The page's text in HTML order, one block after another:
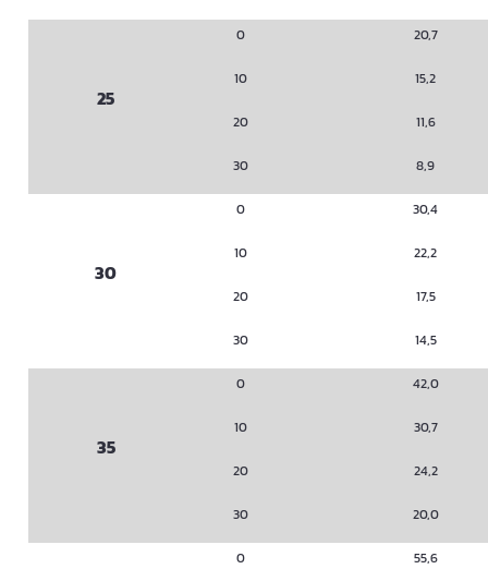
25
0
10
20
30
20,7
15,2
11,6
8,9
30
0
10
20
30
30,4
22,2
17,5
14,5
35
0
10
20
30
42,0
30,7
24,2
20,0
0 55,6